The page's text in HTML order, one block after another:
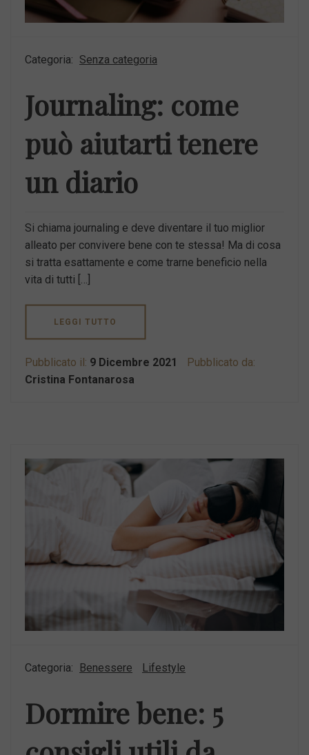
Categoria: Senza categoria
Journaling: come
può aiutarti tenere
un diario
Si chiama journaling e deve diventare il tuo miglior
alleato per convivere bene con te stessa! Ma di cosa
si tratta esattamente e come trarne beneficio nella
vita di tutti […]
LEGGI TUTTO
Pubblicato il: 9 Dicembre 2021
Pubblicato da:
Cristina Fontanarosa
Categoria: Benessere Lifestyle
Dormire bene: 5